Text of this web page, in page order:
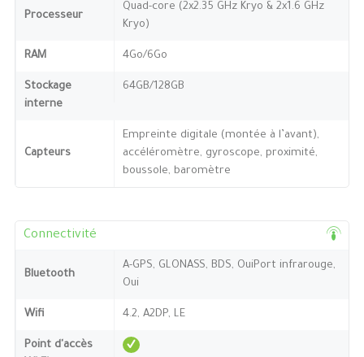
Processeur
Quad-core (2x2.35 GHz Kryo & 2x1.6 GHz
Kryo)
RAM 4Go/6Go
Stockage
interne
64GB/128GB
Capteurs
Empreinte digitale (montée à l’avant),
accéléromètre, gyroscope, proximité,
boussole, baromètre
Connectivité
Bluetooth
A-GPS, GLONASS, BDS, OuiPort infrarouge,
Oui
Wifi 4.2, A2DP, LE
Point d'accès